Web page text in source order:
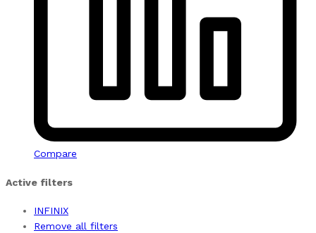
Compare
Active filters
INFINIX
Remove all filters